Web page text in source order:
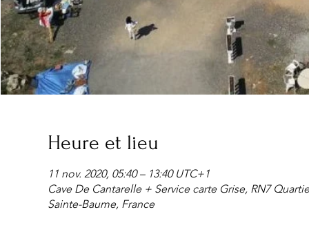
Heure et lieu
11 nov. 2020, 05:40 – 13:40 UTC+1
Cave De Cantarelle + Service carte Grise, RN7
Sainte-Baume, France